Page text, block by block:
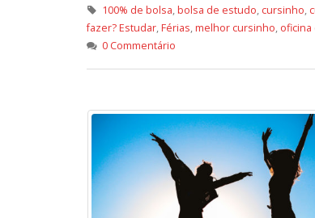
100% de bolsa,bolsa de estudo, cursinho,
fazer? Estudar,Férias,melhor cursinho,
0 Commentário